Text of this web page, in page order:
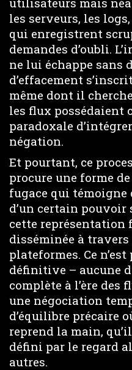
les serveurs, les
qui enregistrent
demandes d’oubli.
ne lui échappe sans
d’effacement
même dont il
les flux possédaient
paradoxale
négation.
Et pourtant, ce
procure une forme
fugace qui témoigne
d’un certain pouvoir
cette représentation
disséminée à travers
plateformes. Ce
définitive – aucune
complète à l’ère des
une négociation
d’équilibre précaire
reprend la main,
défini par le regard
autres.